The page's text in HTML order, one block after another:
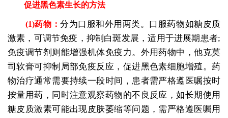
促进黑色素生长的方法
(1)药物：分为口服和外用两类。口服药物如糖皮质
激素，可调节免疫，抑制白斑发展，适用于进展期患者;
免疫调节剂则能增强机体免疫力。外用药物中，他克莫
司软膏可抑制局部免疫反应，促进黑色素细胞增殖。药
物治疗通常需要持续一段时间，患者需严格遵医嘱按时
按量用药，同时注意观察药物的不良反应，如长期使用
糖皮质激素可能出现皮肤萎缩等问题，需严格遵医嘱用